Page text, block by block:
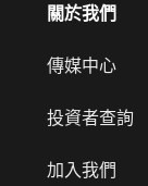
關於我們
傳媒中心
投資者查詢
加入我們